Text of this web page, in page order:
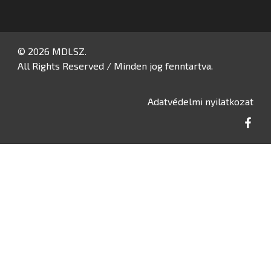
© 2026 MDLSZ.
All Rights Reserved / Minden jog fenntartva.
Adatvédelmi nyilatkozat